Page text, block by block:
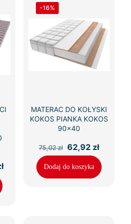
Aktualna
-16%
MATERAC DO KOŁYSKI
KOKOS PIANKA KOKOS
90×40
75,02zł
Pierwotna
cena
wynosiła:
75,02 zł.
62,92 zł
wynosi:
62,92
Dodaj do koszyka